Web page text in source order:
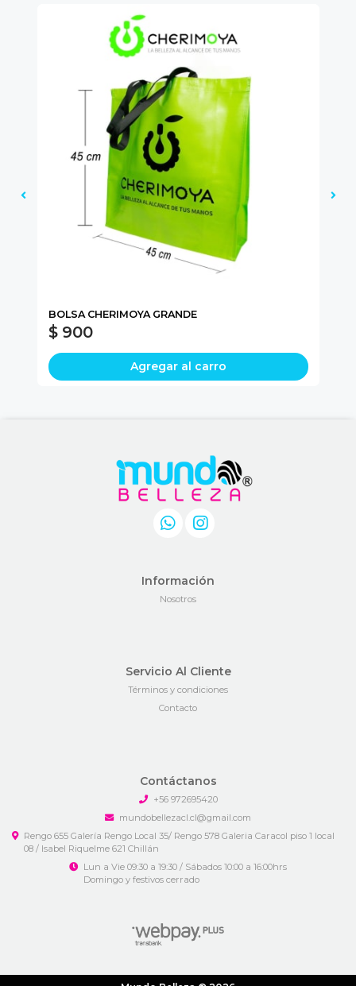
BOLSA CHERIMOYA GRANDE
$ 900
Agregar al carro
Información
Nosotros
Servicio Al Cliente
Términos y condiciones
Contacto
Contáctanos
+56 972695420
mundobellezacl.cl@gmail.com
Rengo 655 Galería Rengo Local 35/ Rengo 578 Galeria Caracol piso 1 local
08 / Isabel Riquelme 621 Chillán
Lun a Vie 09:30 a 19:30 / Sábados 10:00 a 16:00hrs
Domingo y festivos cerrado